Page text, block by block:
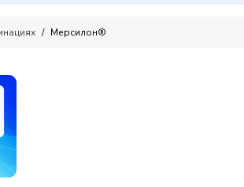
Мерсилон®